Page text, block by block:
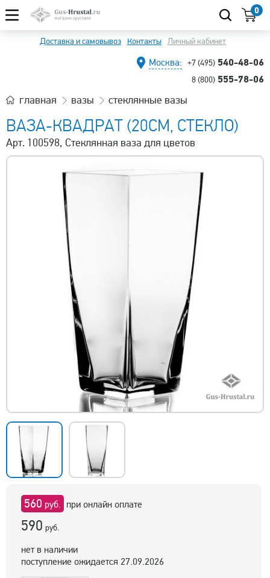
0
Доставка и самовывоз Контакты Личный кабинет
Москва: +7 (495) 540-48-06
8 (800) 555-78-06
главная вазы стеклянные вазы
ВАЗА-КВАДРАТ (20СМ, СТЕКЛО)
Арт. 100598, Стеклянная ваза для цветов
560 руб. при онлайн оплате
590 руб.
нет в наличии
поступление ожидается 27.09.2026